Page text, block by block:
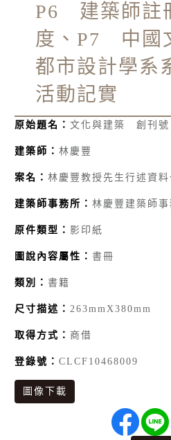
P6 建築師註
度、P7 中國
都市設計學系
活動記實
原始題名： 文化與建築 創刊號
建築師： 林慶豐
案名： 林慶豐教授先生行述資料
建築師事務所： 林慶豐建築師事
原件類型： 影印紙
圖說內容屬性： 書冊
類別： 書籍
尺寸描述： 263mmX380mm
取得方式： 商借
登錄號： CLCF10468009
圖像下載